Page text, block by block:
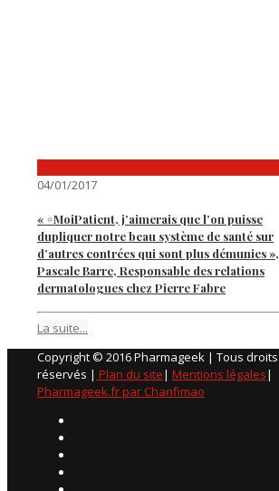
04/01/2017
« #MoiPatient, j’aimerais que l’on puisse
dupliquer notre beau système de santé sur
d’autres contrées qui sont plus démunies »,
Pascale Barre, Responsable des relations
dermatologues chez Pierre Fabre
La suite...
Copyright © 2016 Pharmageek | Tous droits
réservés | Plan du site| Mentions légales|
Pharmageek.fr par Chanfimao